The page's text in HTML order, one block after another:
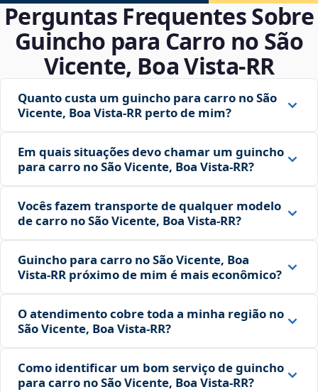
Perguntas Frequentes Sobre
Guincho para Carro no São
Vicente, Boa Vista‑RR
Quanto custa um guincho para carro no São
Vicente, Boa Vista‑RR perto de mim?
Em quais situações devo chamar um guincho
para carro no São Vicente, Boa Vista‑RR?
Vocês fazem transporte de qualquer modelo
de carro no São Vicente, Boa Vista‑RR?
Guincho para carro no São Vicente, Boa
Vista‑RR próximo de mim é mais econômico?
O atendimento cobre toda a minha região no
São Vicente, Boa Vista‑RR?
Como identificar um bom serviço de guincho
para carro no São Vicente, Boa Vista‑RR?